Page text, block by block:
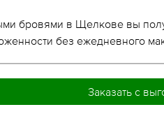
бровями в Щелкове вы
без ежедневного
Заказать с